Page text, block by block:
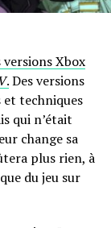
Xbox
.Des versions
et techniques
qui n’était
change sa
plus rien, à
du jeu sur